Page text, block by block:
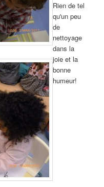
Rien de tel
qu'un peu
de
nettoyage
dans la
joie et la
bonne
humeur!